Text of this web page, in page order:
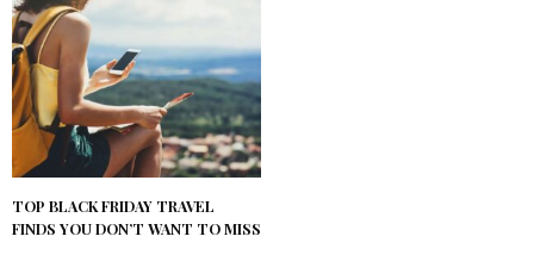
TOP BLACK FRIDAY TRAVEL
FINDS YOU DON’T WANT TO MISS